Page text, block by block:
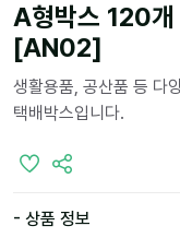
A형박스 120
[AN02]
생활용품, 공산품 등 다
택배박스입니다.
- 상품 정보